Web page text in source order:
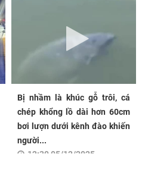
Bị nhầm là khúc gỗ trôi, cá
chép khổng lồ dài hơn 60cm
bơi lượn dưới kênh đào khiến
người...
12:30 05/12/2025